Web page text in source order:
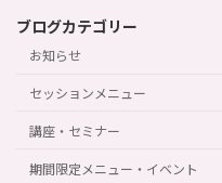
ブログカテゴリー
お知らせ
セッションメニュー
講座・セミナー
期間限定メニュー・イベント